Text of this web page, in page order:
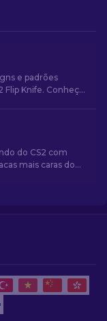
e padrões
Flip Knife. Conheça
do CS2 com
mais caras do